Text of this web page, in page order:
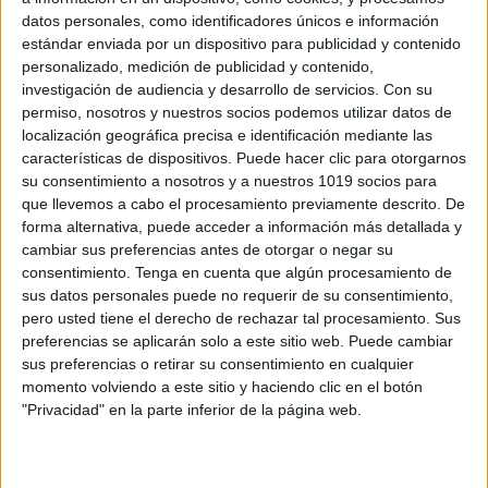
datos personales, como identificadores únicos e información
estándar enviada por un dispositivo para publicidad y contenido
personalizado, medición de publicidad y contenido,
investigación de audiencia y desarrollo de servicios. Con su
permiso, nosotros y nuestros socios podemos utilizar datos de
localización geográfica precisa e identificación mediante las
características de dispositivos. Puede hacer clic para otorgarnos
su consentimiento a nosotros y a nuestros 1019 socios para
que llevemos a cabo el procesamiento previamente descrito. De
forma alternativa, puede acceder a información más detallada y
cambiar sus preferencias antes de otorgar o negar su
consentimiento. Tenga en cuenta que algún procesamiento de
sus datos personales puede no requerir de su consentimiento,
pero usted tiene el derecho de rechazar tal procesamiento. Sus
preferencias se aplicarán solo a este sitio web. Puede cambiar
sus preferencias o retirar su consentimiento en cualquier
momento volviendo a este sitio y haciendo clic en el botón
"Privacidad" en la parte inferior de la página web.
BONITO CUADERNO PARA COLOREAR
ANIMALES
Publicado el 3 marzo, 2025
Colorear es una actividad divertida que ayuda a los
niños a desarrollar su creatividad, concentración y
motricidad fina. Este bonito cuaderno para colorear
animales incluye ilustraciones de distintos hábitats
para […]
SEGUIR LEYENDO